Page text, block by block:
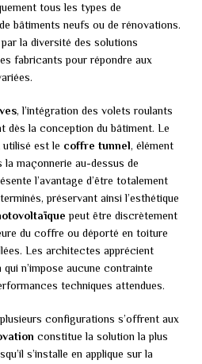
tous les types de
bâtiments neufs ou de rénovations.
la diversité des solutions
fabricants pour répondre aux
, l’intégration des volets roulants
dès la conception du bâtiment. Le
est le coffre tunnel, élément
la maçonnerie au-dessus de
l’avantage d’être totalement
préservant ainsi l’esthétique
peut être discrètement
du coffre ou déporté en toiture
Les architectes apprécient
n’impose aucune contrainte
techniques attendues.
configurations s’offrent aux
constitue la solution la plus
s’installe en applique sur la